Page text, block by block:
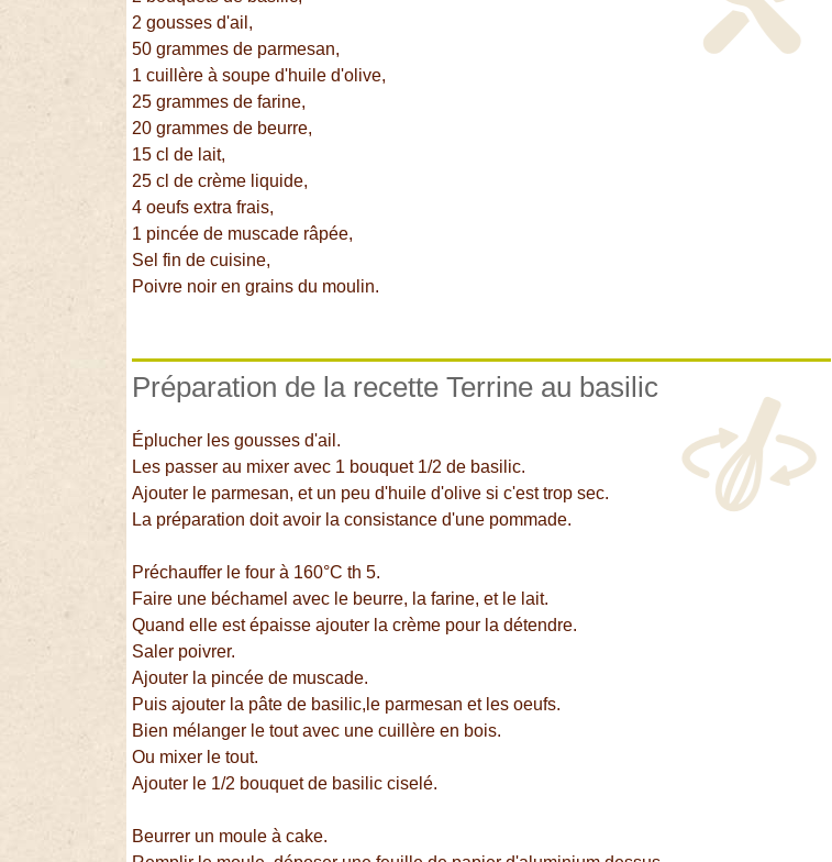
2 gousses d'ail,
50 grammes de parmesan,
1 cuillère à soupe d'huile d'olive,
25 grammes de farine,
20 grammes de beurre,
15 cl de lait,
25 cl de crème liquide,
4 oeufs extra frais,
1 pincée de muscade râpée,
Sel fin de cuisine,
Poivre noir en grains du moulin.
Préparation de la recette Terrine au basilic
Éplucher les gousses d'ail.
Les passer au mixer avec 1 bouquet 1/2 de basilic.
Ajouter le parmesan, et un peu d'huile d'olive si c'est trop sec.
La préparation doit avoir la consistance d'une pommade.
Préchauffer le four à 160°C th 5.
Faire une béchamel avec le beurre, la farine, et le lait.
Quand elle est épaisse ajouter la crème pour la détendre.
Saler poivrer.
Ajouter la pincée de muscade.
Puis ajouter la pâte de basilic,le parmesan et les oeufs.
Bien mélanger le tout avec une cuillère en bois.
Ou mixer le tout.
Ajouter le 1/2 bouquet de basilic ciselé.
Beurrer un moule à cake.